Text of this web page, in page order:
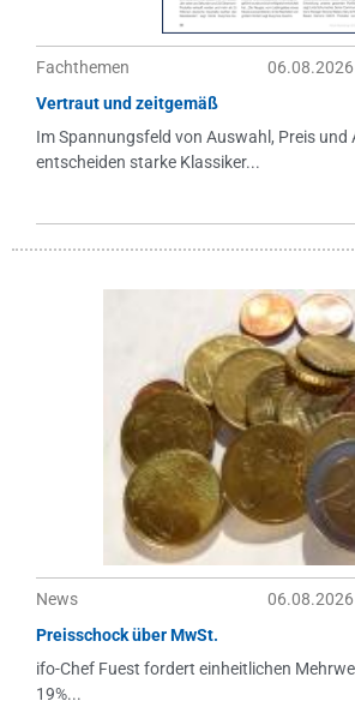
Fachthemen
06.08.2026
Vertraut und zeitgemäß
Im Spannungsfeld von Auswahl, Preis und
entscheiden starke Klassiker...
News
06.08.2026
Preisschock über MwSt.
ifo-Chef Fuest fordert einheitlichen
19%...